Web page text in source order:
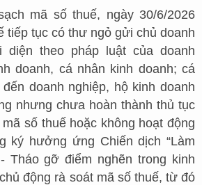
mã số thuế, ngày 30/6/2026
tiếp tục có thư ngỏ gửi chủ doanh
diện theo pháp luật của doanh
doanh, cá nhân kinh doanh; cá
doanh nghiệp, hộ kinh doanh
nhưng chưa hoàn thành thủ tục
số thuế hoặc không hoạt động
ký hưởng ứng Chiến dịch “Làm
Tháo gỡ điểm nghẽn trong kinh
động rà soát mã số thuế, từ đó